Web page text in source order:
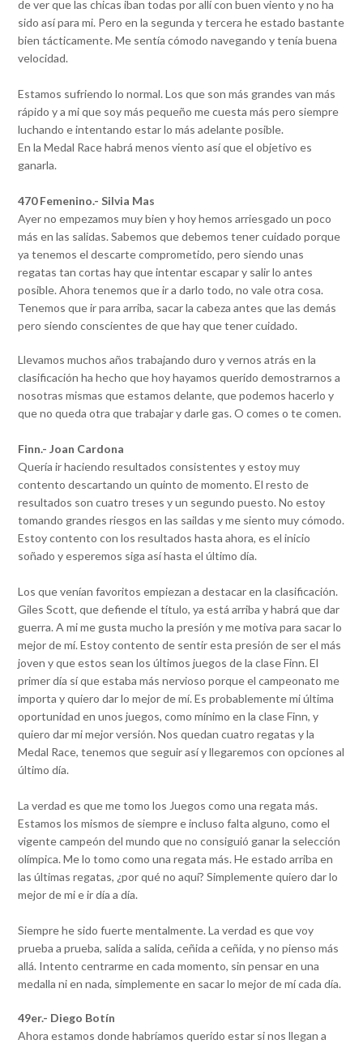
de ver que las chicas iban todas por allí con buen viento y no ha
sido así para mi. Pero en la segunda y tercera he estado bastante
bien tácticamente. Me sentía cómodo navegando y tenía buena
velocidad.
Estamos sufriendo lo normal. Los que son más grandes van más
rápido y a mi que soy más pequeño me cuesta más pero siempre
luchando e intentando estar lo más adelante posible.
En la Medal Race habrá menos viento así que el objetivo es
ganarla.
470 Femenino.- Silvia Mas
Ayer no empezamos muy bien y hoy hemos arriesgado un poco
más en las salidas. Sabemos que debemos tener cuidado porque
ya tenemos el descarte comprometido, pero siendo unas
regatas tan cortas hay que intentar escapar y salir lo antes
posible. Ahora tenemos que ir a darlo todo, no vale otra cosa.
Tenemos que ir para arriba, sacar la cabeza antes que las demás
pero siendo conscientes de que hay que tener cuidado.
Llevamos muchos años trabajando duro y vernos atrás en la
clasificación ha hecho que hoy hayamos querido demostrarnos a
nosotras mismas que estamos delante, que podemos hacerlo y
que no queda otra que trabajar y darle gas. O comes o te comen.
Finn.- Joan Cardona
Quería ir haciendo resultados consistentes y estoy muy
contento descartando un quinto de momento. El resto de
resultados son cuatro treses y un segundo puesto. No estoy
tomando grandes riesgos en las saildas y me siento muy cómodo.
Estoy contento con los resultados hasta ahora, es el inicio
soñado y esperemos siga así hasta el último día.
Los que venían favoritos empiezan a destacar en la clasificación.
Giles Scott, que defiende el título, ya está arriba y habrá que dar
guerra. A mi me gusta mucho la presión y me motiva para sacar lo
mejor de mí. Estoy contento de sentir esta presión de ser el más
joven y que estos sean los últimos juegos de la clase Finn. El
primer día sí que estaba más nervioso porque el campeonato me
importa y quiero dar lo mejor de mí. Es probablemente mi última
oportunidad en unos juegos, como mínimo en la clase Finn, y
quiero dar mi mejor versión. Nos quedan cuatro regatas y la
Medal Race, tenemos que seguir así y llegaremos con opciones al
último día.
La verdad es que me tomo los Juegos como una regata más.
Estamos los mismos de siempre e incluso falta alguno, como el
vigente campeón del mundo que no consiguió ganar la selección
olímpica. Me lo tomo como una regata más. He estado arriba en
las últimas regatas, ¿por qué no aquí? Simplemente quiero dar lo
mejor de mi e ir día a día.
Siempre he sido fuerte mentalmente. La verdad es que voy
prueba a prueba, salida a salida, ceñida a ceñida, y no pienso más
allá. Intento centrarme en cada momento, sin pensar en una
medalla ni en nada, simplemente en sacar lo mejor de mí cada día.
49er.- Diego Botín
Ahora estamos donde habríamos querido estar si nos llegan a